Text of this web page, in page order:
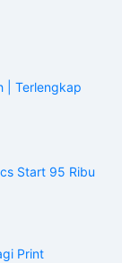
| Terlengkap
Start 95 Ribu
Print